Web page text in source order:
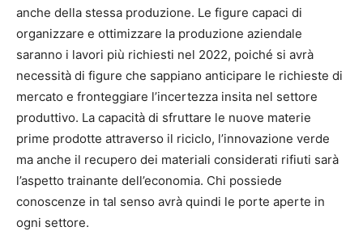
anche della stessa produzione. Le figure capaci di
organizzare e ottimizzare la produzione aziendale
saranno i lavori più richiesti nel 2022, poiché si avrà
necessità di figure che sappiano anticipare le richieste di
mercato e fronteggiare l’incertezza insita nel settore
produttivo. La capacità di sfruttare le nuove materie
prime prodotte attraverso il riciclo, l’innovazione verde
ma anche il recupero dei materiali considerati rifiuti sarà
l’aspetto trainante dell’economia. Chi possiede
conoscenze in tal senso avrà quindi le porte aperte in
ogni settore.